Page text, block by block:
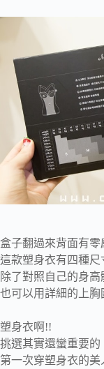
盒子翻過來背面有
這款塑身衣有四種尺
除了對照自己的身
也可以用詳細的上
塑身衣啊!!
挑選其實還蠻重要的
第一次穿塑身衣的